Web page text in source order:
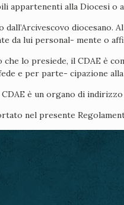
appartenenti alla Diocesi o
dall’Arcivescovo
da lui personal- mente o
che lo presiede, il CDAE è
e per parte- cipazione
CDAE è un organo di
nel presente